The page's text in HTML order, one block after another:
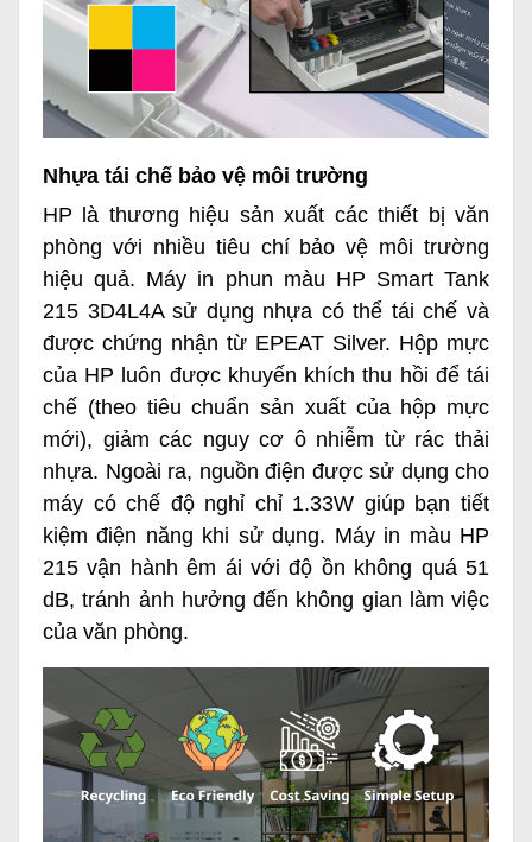
Nhựa tái chế bảo vệ môi trường
HP là thương hiệu sản xuất các thiết bị văn
phòng với nhiều tiêu chí bảo vệ môi trường
hiệu quả. Máy in phun màu HP Smart Tank
215 3D4L4A sử dụng nhựa có thể tái chế và
được chứng nhận từ EPEAT Silver. Hộp mực
của HP luôn được khuyến khích thu hồi để tái
chế (theo tiêu chuẩn sản xuất của hộp mực
mới), giảm các nguy cơ ô nhiễm từ rác thải
nhựa. Ngoài ra, nguồn điện được sử dụng cho
máy có chế độ nghỉ chỉ 1.33W giúp bạn tiết
kiệm điện năng khi sử dụng. Máy in màu HP
215 vận hành êm ái với độ ồn không quá 51
dB, tránh ảnh hưởng đến không gian làm việc
của văn phòng.